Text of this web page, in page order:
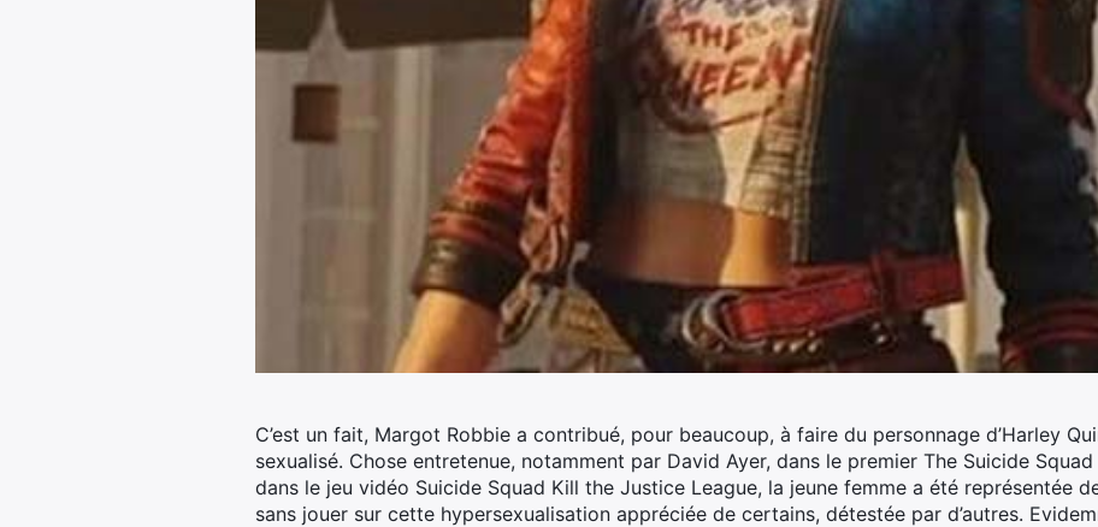
C’est un fait, Margot Robbie a contribué, pour beaucoup, à faire du personnage d’Harley
sexualisé. Chose entretenue, notamment par David Ayer, dans le premier The Suicide
dans le jeu vidéo Suicide Squad Kill the Justice League, la jeune femme a été représentée
sans jouer sur cette hypersexualisation appréciée de certains, détestée par d’autres.